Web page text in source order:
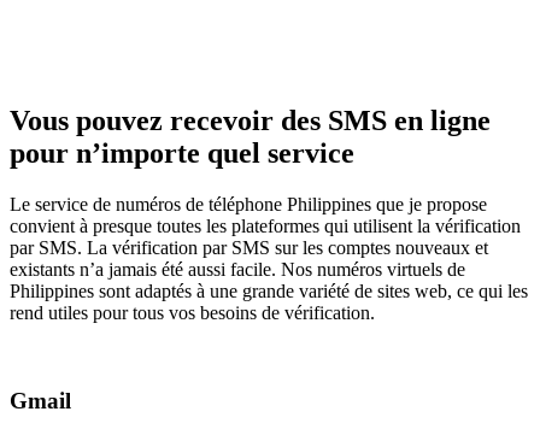
Vous pouvez recevoir des SMS en ligne
pour n’importe quel service
Le service de numéros de téléphone Philippines que je propose
convient à presque toutes les plateformes qui utilisent la vérification
par SMS. La vérification par SMS sur les comptes nouveaux et
existants n’a jamais été aussi facile. Nos numéros virtuels de
Philippines sont adaptés à une grande variété de sites web, ce qui les
rend utiles pour tous vos besoins de vérification.
Gmail